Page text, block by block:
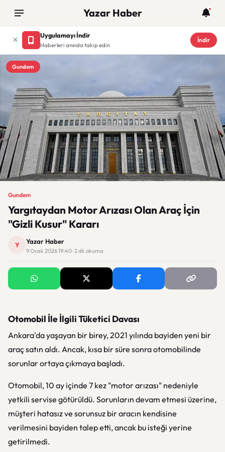
Yazar Haber
Uygulamayı İndir
Haberleri anında takip edin
İndir
Gundem
Gundem
Yargıtaydan Motor Arızası Olan Araç İçin
"Gizli Kusur" Kararı
Y Yazar Haber
9 Ocak 2026 19:40 · 2 dk okuma
Otomobil İle İlgili Tüketici Davası
Ankara'da yaşayan bir birey, 2021 yılında bayiden yeni bir
araç satın aldı. Ancak, kısa bir süre sonra otomobilinde
sorunlar ortaya çıkmaya başladı.
Otomobil, 10 ay içinde 7 kez "motor arızası" nedeniyle
yetkili servise götürüldü. Sorunların devam etmesi üzerine,
müşteri hatasız ve sorunsuz bir aracın kendisine
verilmesini bayiden talep etti, ancak bu isteği yerine
getirilmedi.